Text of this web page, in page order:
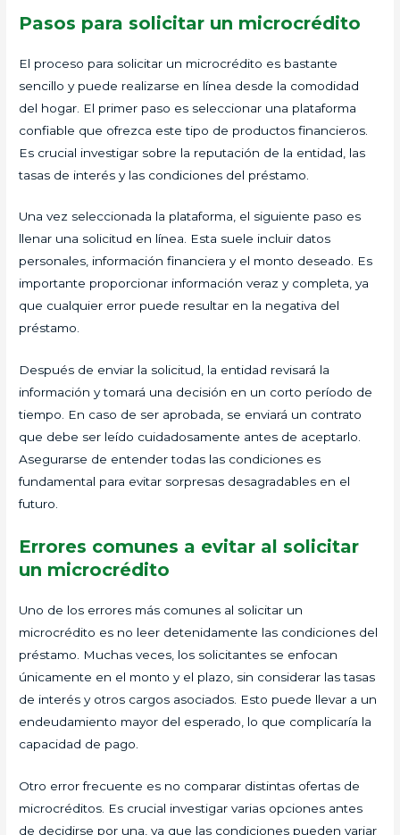
Pasos para solicitar un microcrédito
El proceso para solicitar un microcrédito es bastante
sencillo y puede realizarse en línea desde la comodidad
del hogar. El primer paso es seleccionar una plataforma
confiable que ofrezca este tipo de productos financieros.
Es crucial investigar sobre la reputación de la entidad, las
tasas de interés y las condiciones del préstamo.
Una vez seleccionada la plataforma, el siguiente paso es
llenar una solicitud en línea. Esta suele incluir datos
personales, información financiera y el monto deseado. Es
importante proporcionar información veraz y completa, ya
que cualquier error puede resultar en la negativa del
préstamo.
Después de enviar la solicitud, la entidad revisará la
información y tomará una decisión en un corto período de
tiempo. En caso de ser aprobada, se enviará un contrato
que debe ser leído cuidadosamente antes de aceptarlo.
Asegurarse de entender todas las condiciones es
fundamental para evitar sorpresas desagradables en el
futuro.
Errores comunes a evitar al solicitar
un microcrédito
Uno de los errores más comunes al solicitar un
microcrédito es no leer detenidamente las condiciones del
préstamo. Muchas veces, los solicitantes se enfocan
únicamente en el monto y el plazo, sin considerar las tasas
de interés y otros cargos asociados. Esto puede llevar a un
endeudamiento mayor del esperado, lo que complicaría la
capacidad de pago.
Otro error frecuente es no comparar distintas ofertas de
microcréditos. Es crucial investigar varias opciones antes
de decidirse por una, ya que las condiciones pueden variar